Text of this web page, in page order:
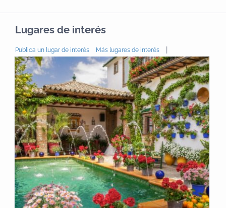
Lugares de interés
Publica un lugar de interés Más lugares de interés